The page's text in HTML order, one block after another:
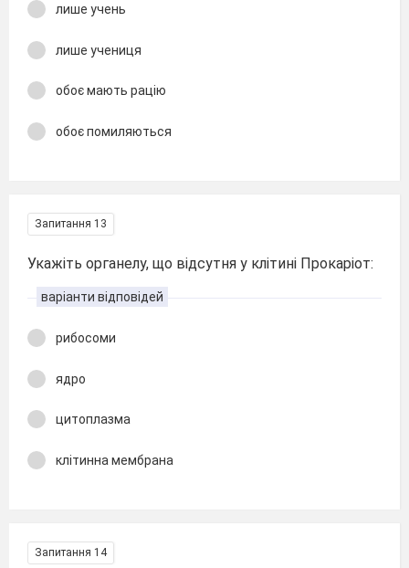
лише учень
лише учениця
обоє мають рацію
обоє помиляються
Запитання 13
Укажіть органелу, що відсутня у клітині Прокаріот:
варіанти відповідей
рибосоми
ядро
цитоплазма
клітинна мембрана
Запитання 14